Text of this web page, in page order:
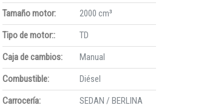
Tamaño motor:
2000 cm³
Tipo de motor::
TD
Caja de cambios:
Manual
Combustible:
Diésel
Carrocería:
SEDAN / BERLINA